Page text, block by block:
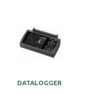
DATALOGGER